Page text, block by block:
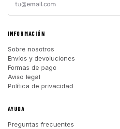
INFORMACIÓN
Sobre nosotros
Envíos y devoluciones
Formas de pago
Aviso legal
Política de privacidad
AYUDA
Preguntas frecuentes